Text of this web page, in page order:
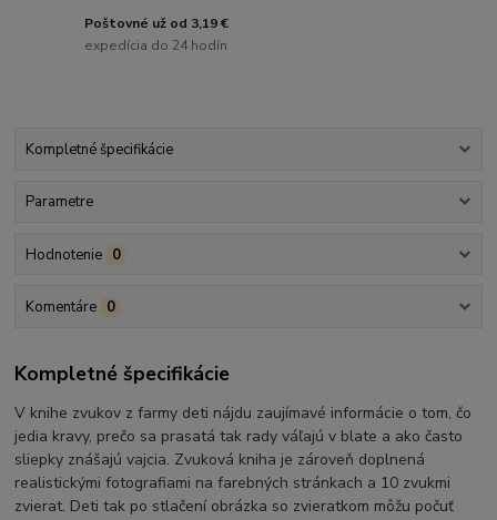
Poštovné už od 3,19 €
expedícia do 24 hodín
Kompletné špecifikácie
Parametre
Hodnotenie 0
Komentáre 0
Kompletné špecifikácie
V knihe zvukov z farmy deti nájdu zaujímavé informácie o tom, čo
jedia kravy, prečo sa prasatá tak rady váľajú v blate a ako často
sliepky znášajú vajcia. Zvuková kniha je zároveň doplnená
realistickými fotografiami na farebných stránkach a 10 zvukmi
zvierat. Deti tak po stlačení obrázka so zvieratkom môžu počuť